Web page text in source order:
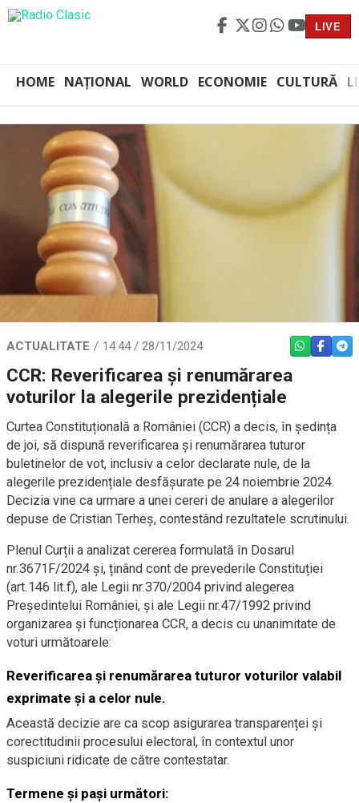
LIVE
HOME NAȚIONAL WORLD ECONOMIE CULTURĂ
ACTUALITATE 14:44 / 28/11/2024 WHATSAPP
CCR: Reverificarea și renumărarea
voturilor la alegerile prezidențiale
Curtea Constituțională a României (CCR) a decis, în ședința
de joi, să dispună reverificarea și renumărarea tuturor
buletinelor de vot, inclusiv a celor declarate nule, de la
alegerile prezidențiale desfășurate pe 24 noiembrie 2024.
Decizia vine ca urmare a unei cereri de anulare a alegerilor
depuse de Cristian Terheș, contestând rezultatele scrutinului.
Plenul Curții a analizat cererea formulată în Dosarul
nr.3671F/2024 și, ținând cont de prevederile Constituției
(art.146 lit.f), ale Legii nr.370/2004 privind alegerea
Președintelui României, și ale Legii nr.47/1992 privind
organizarea și funcționarea CCR, a decis cu unanimitate de
voturi următoarele:
Reverificarea și renumărarea tuturor voturilor valabil
exprimate și a celor nule.
Această decizie are ca scop asigurarea transparenței și
corectitudinii procesului electoral, în contextul unor
suspiciuni ridicate de către contestatar.
Termene și pași următori: